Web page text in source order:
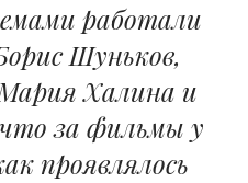
работали
Шуньков,
Халина и
за фильмы у
проявлялось